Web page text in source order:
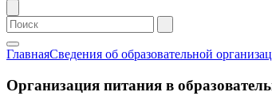
ГлавнаяСведения об образовательной
Организация питания в